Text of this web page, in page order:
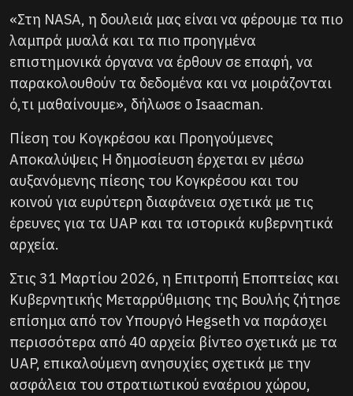
«Στη NASA, η δουλειά μας είναι να φέρουμε τα πιο
λαμπρά μυαλά και τα πιο προηγμένα
επιστημονικά όργανα να έρθουν σε επαφή, να
παρακολουθούν τα δεδομένα και να μοιράζονται
ό,τι μαθαίνουμε», δήλωσε ο Isaacman.
Πίεση του Κογκρέσου και Προηγούμενες
Αποκαλύψεις Η δημοσίευση έρχεται εν μέσω
αυξανόμενης πίεσης του Κογκρέσου και του
κοινού για ευρύτερη διαφάνεια σχετικά με τις
έρευνες για τα UAP και τα ιστορικά κυβερνητικά
αρχεία.
Στις 31 Μαρτίου 2026, η Επιτροπή Εποπτείας και
Κυβερνητικής Μεταρρύθμισης της Βουλής ζήτησε
επίσημα από τον Υπουργό Hegseth να παράσχει
περισσότερα από 40 αρχεία βίντεο σχετικά με τα
UAP, επικαλούμενη ανησυχίες σχετικά με την
ασφάλεια του στρατιωτικού εναέριου χώρου,